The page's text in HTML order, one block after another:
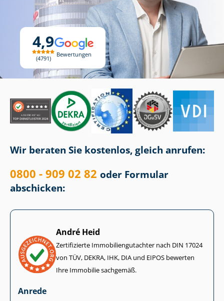
4,9
4791
Bewertungen
Wir beraten Sie kostenlos, gleich anrufen:
0800 - 909 02 82 oder Formular
abschicken:
André Heid
Zertifizierte Im­mo­bi­li­en­gut­ach­ter nach DIN 17024
von TÜV, DEKRA, IHK, DIA und EIPOS bewerten
Ihre Immobilie sachgemäß.
Anrede